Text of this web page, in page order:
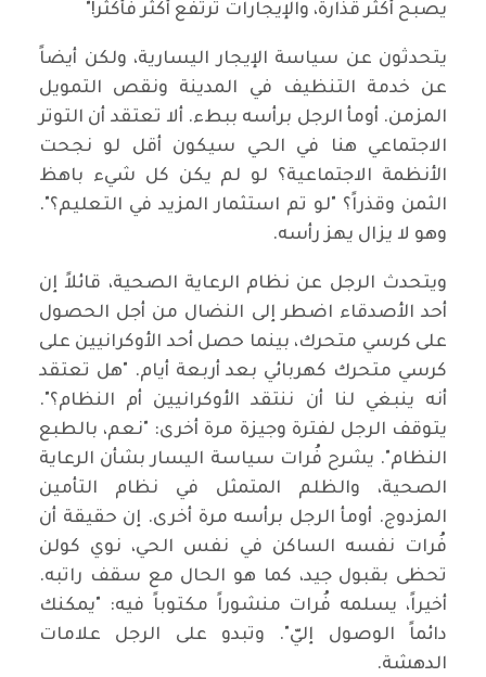
يصبح أكثر قذارة، والإيجارات ترتفع أكثر فأكثر!"
يتحدثون عن سياسة الإيجار اليسارية، ولكن أيضاً
عن خدمة التنظيف في المدينة ونقص التمويل
المزمن. أومأ الرجل برأسه ببطء. ألا تعتقد أن التوتر
الاجتماعي هنا في الحي سيكون أقل لو نجحت
الأنظمة الاجتماعية؟ لو لم يكن كل شيء باهظ
الثمن وقذراً؟ "لو تم استثمار المزيد في التعليم؟".
وهو لا يزال يهز رأسه.
ويتحدث الرجل عن نظام الرعاية الصحية، قائلاً إن
أحد الأصدقاء اضطر إلى النضال من أجل الحصول
على كرسي متحرك، بينما حصل أحد الأوكرانيين على
كرسي متحرك كهربائي بعد أربعة أيام. "هل تعتقد
أنه ينبغي لنا أن ننتقد الأوكرانيين أم النظام؟".
يتوقف الرجل لفترة وجيزة مرة أخرى: "نعم، بالطبع
النظام". يشرح فُرات سياسة اليسار بشأن الرعاية
الصحية، والظلم المتمثل في نظام التأمين
المزدوج. أومأ الرجل برأسه مرة أخرى. إن حقيقة أن
فُرات نفسه الساكن في نفس الحي، نوي كولن
تحظى بقبول جيد، كما هو الحال مع سقف راتبه.
أخيراً، يسلمه فُرات منشوراً مكتوباً فيه: "يمكنك
دائماً الوصول إليّ". وتبدو على الرجل علامات
الدهشة.